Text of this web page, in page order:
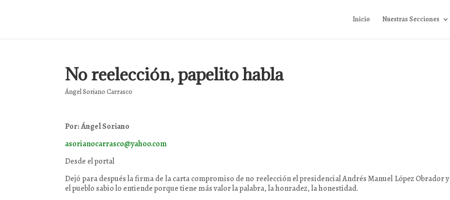
Inicio Nuestras Secciones
No reelección, papelito habla
Ángel Soriano Carrasco
Por: Ángel Soriano
asorianocarrasco@yahoo.com
Desde el portal
Dejó para después la firma de la carta compromiso de no reelección el presidencial Andrés Manuel López Obrador y
el pueblo sabio lo entiende porque tiene más valor la palabra, la honradez, la honestidad.